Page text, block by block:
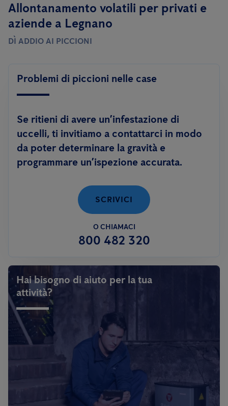
Allontanamento volatili per privati ​​e
aziende a Legnano
DÌ ADDIO AI PICCIONI
Problemi di piccioni nelle case
Se ritieni di avere un’infestazione di
uccelli, ti invitiamo a contattarci in modo
da poter determinare la gravità e
programmare un’ispezione accurata.
SCRIVICI
O CHIAMACI
800 482 320
Hai bisogno di aiuto per la tua
attività?